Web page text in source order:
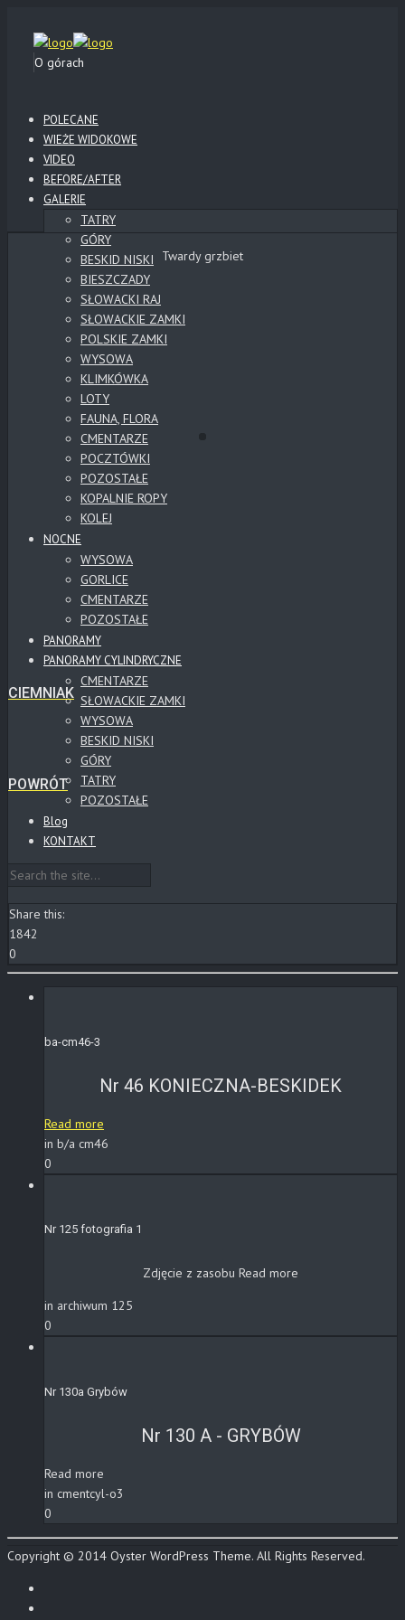
O górach
POLECANE
WIEŻE WIDOKOWE
VIDEO
BEFORE/AFTER
GALERIE
TATRY
GÓRY
BESKID NISKI
BIESZCZADY
SŁOWACKI RAJ
SŁOWACKIE ZAMKI
POLSKIE ZAMKI
WYSOWA
KLIMKÓWKA
LOTY
FAUNA, FLORA
CMENTARZE
POCZTÓWKI
POZOSTAŁE
KOPALNIE ROPY
KOLEJ
NOCNE
WYSOWA
GORLICE
CMENTARZE
POZOSTAŁE
PANORAMY
PANORAMY CYLINDRYCZNE
CMENTARZE
SŁOWACKIE ZAMKI
WYSOWA
BESKID NISKI
GÓRY
TATRY
POZOSTAŁE
Blog
KONTAKT
Twardy grzbiet
CIEMNIAK
POWRÓT
Share this:
1842
0
ba-cm46-3
Nr 46 KONIECZNA-BESKIDEK
Read more
in b/a cm46
0
Nr 125 fotografia 1
Zdjęcie z zasobu Read more
in archiwum 125
0
Nr 130a Grybów
Nr 130 A - GRYBÓW
Read more
in cmentcyl-o3
0
Copyright © 2014 Oyster WordPress Theme. All Rights Reserved.